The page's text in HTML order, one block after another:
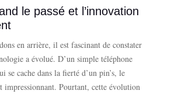
le passé et l’innovation
en arrière, il est fascinant de constater
a évolué. D’un simple téléphone
se cache dans la fierté d’un pin’s, le
impressionnant. Pourtant, cette évolution